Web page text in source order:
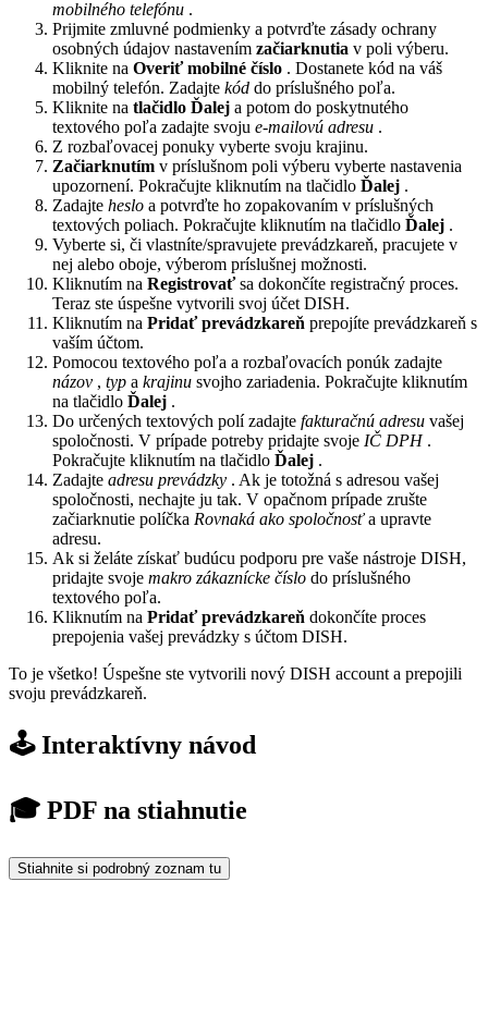
mobilného telefónu .
Prijmite zmluvné podmienky a potvrďte zásady ochrany
osobných údajov nastavením začiarknutia v poli výberu.
Kliknite na Overiť mobilné číslo . Dostanete kód na váš
mobilný telefón. Zadajte kód do príslušného poľa.
Kliknite na tlačidlo Ďalej a potom do poskytnutého
textového poľa zadajte svoju e-mailovú adresu .
Z rozbaľovacej ponuky vyberte svoju krajinu.
Začiarknutím v príslušnom poli výberu vyberte nastavenia
upozornení. Pokračujte kliknutím na tlačidlo Ďalej .
Zadajte heslo a potvrďte ho zopakovaním v príslušných
textových poliach. Pokračujte kliknutím na tlačidlo Ďalej .
Vyberte si, či vlastníte/spravujete prevádzkareň, pracujete v
nej alebo oboje, výberom príslušnej možnosti.
Kliknutím na Registrovaťsa dokončíte registračný proces.
Teraz ste úspešne vytvorili svoj účet DISH.
Kliknutím na Pridať prevádzkareň prepojíte prevádzkareň s
vaším účtom.
Pomocou textového poľa a rozbaľovacích ponúk zadajte
názov , typ a krajinu svojho zariadenia. Pokračujte kliknutím
na tlačidlo Ďalej .
Do určených textových polí zadajte fakturačnú adresu vašej
spoločnosti. V prípade potreby pridajte svoje IČ DPH.
Pokračujte kliknutím na tlačidlo Ďalej .
Zadajte adresu prevádzky . Ak je totožná s adresou vašej
spoločnosti, nechajte ju tak. V opačnom prípade zrušte
začiarknutie políčka Rovnaká ako spoločnosťa upravte
adresu.
Ak si želáte získať budúcu podporu pre vaše nástroje DISH,
pridajte svoje makro zákaznícke číslo do príslušného
textového poľa.
Kliknutím na Pridať prevádzkareň dokončíte proces
prepojenia vašej prevádzky s účtom DISH.
To je všetko! Úspešne ste vytvorili nový DISH account a prepojili
svoju prevádzkareň.
🕹️ Interaktívny návod
🎓 PDF na stiahnutie
Stiahnite si podrobný zoznam tu